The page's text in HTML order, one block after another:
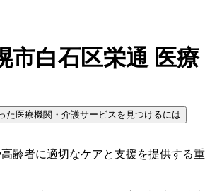
市白石区栄通 医
た医療機関・介護サービスを見つけるには
齢者に適切なケアと支援を提供する